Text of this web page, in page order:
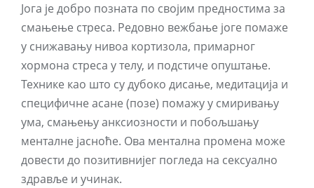
Јога је добро позната по својим предностима за
смањење стреса. Редовно вежбање јоге помаже
у снижавању нивоа кортизола, примарног
хормона стреса у телу, и подстиче опуштање.
Технике као што су дубоко дисање, медитација и
специфичне асане (позе) помажу у смиривању
ума, смањењу анксиозности и побољшању
менталне јасноће. Ова ментална промена може
довести до позитивнијег погледа на сексуално
здравље и учинак.